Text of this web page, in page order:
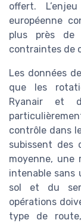
offert.
européenne
plus près
contraintes de
Les données
que les
Ryanair et
contrôle dans
subissent des
moyenne,
intenable sans
sol et du
opérations
type de